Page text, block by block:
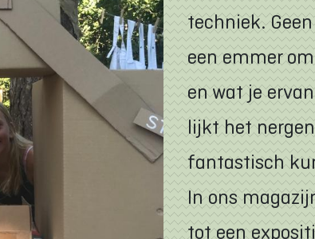
techniek.
een emmer
en wat je
lijkt het
fantastisch
In ons
tot een